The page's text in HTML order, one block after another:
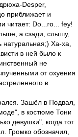
Desper,
приближает и
читает: Do...ro... fey!
а сзади, слышу,
Ха-ха,
в ней было к
не
от охуения
в
Зашёл в Подвал,
в костюме Тони
девушки", когда тот
Громко обозначил,